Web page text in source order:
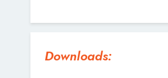
Downloads: